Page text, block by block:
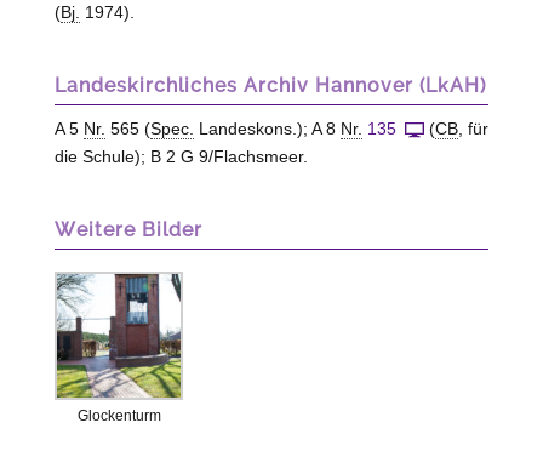
(Bj. 1974).
Landeskirchliches Archiv Hannover (LkAH)
A 5 Nr. 565 (Spec. Landeskons.); A 8 Nr. 135 (CB, für
die Schule); B 2 G 9/Flachsmeer.
Weitere Bilder
Glockenturm